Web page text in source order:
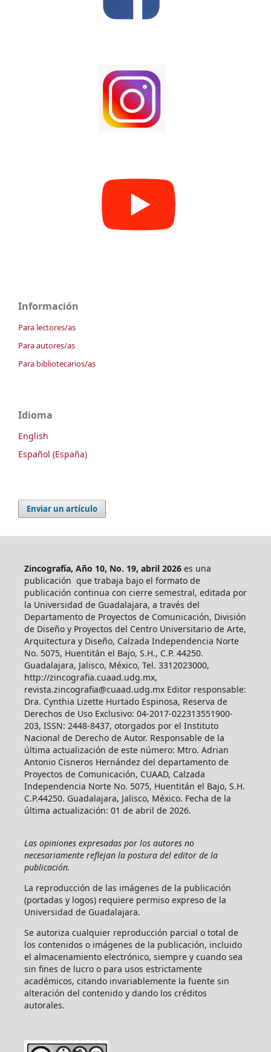
Información
Para lectores/as
Para autores/as
Para bibliotecarios/as
Idioma
English
Español (España)
Enviar un artículo
Zincografía, Año 10, No. 19, abril 2026es una
publicación que trabaja bajo el formato de
publicación continua con cierre semestral, editada por
la Universidad de Guadalajara, a través del
Departamento de Proyectos de Comunicación, División
de Diseño y Proyectos del Centro Universitario de Arte,
Arquitectura y Diseño, Calzada Independencia Norte
No. 5075, Huentitán el Bajo, S.H., C.P. 44250.
Guadalajara, Jalisco, México, Tel. 3312023000,
http://zincografia.cuaad.udg.mx,
revista.zincografia@cuaad.udg.mx Editor responsable:
Dra. Cynthia Lizette Hurtado Espinosa, Reserva de
Derechos de Uso Exclusivo: 04-2017-022313551900-
203, ISSN: 2448-8437, otorgados por el Instituto
Nacional de Derecho de Autor. Responsable de la
última actualización de este número: Mtro. Adrian
Antonio Cisneros Hernández del departamento de
Proyectos de Comunicación, CUAAD, Calzada
Independencia Norte No. 5075, Huentitán el Bajo, S.H.
C.P.44250. Guadalajara, Jalisco, México. Fecha de la
última actualización: 01 de abril de 2026.
Las opiniones expresadas por los autores no
necesariamente reflejan la postura del editor de la
publicación.
La reproducción de las imágenes de la publicación
(portadas y logos) requiere permiso expreso de la
Universidad de Guadalajara.
Se autoriza cualquier reproducción parcial o total de
los contenidos o imágenes de la publicación, incluido
el almacenamiento electrónico, siempre y cuando sea
sin fines de lucro o para usos estrictamente
académicos, citando invariablemente la fuente sin
alteración del contenido y dando los créditos
autorales.